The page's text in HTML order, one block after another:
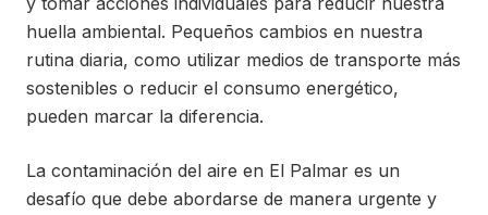
huella ambiental. Pequeños cambios en nuestra
rutina diaria, como utilizar medios de transporte más
sostenibles o reducir el consumo energético,
pueden marcar la diferencia.
La contaminación del aire en El Palmar es un
desafío que debe abordarse de manera urgente y